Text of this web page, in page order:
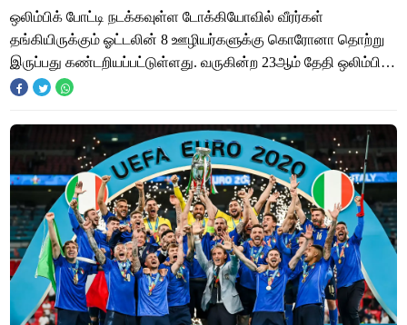
ஒலிம்பிக் போட்டி நடக்கவுள்ள டோக்கியோவில் வீரர்கள்
தங்கியிருக்கும் ஓட்டலின் 8 ஊழியர்களுக்கு கொரோனா தொற்று
இருப்பது கண்டறியப்பட்டுள்ளது. வருகின்ற 23ஆம் தேதி ஒலிம்பிக்
போட்டிகள் ஜப்பான் தலைநகர் டோக்கியோ